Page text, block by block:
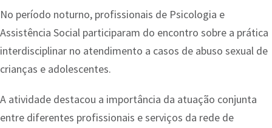
No período noturno, profissionais de Psicologia e
Assistência Social participaram do encontro sobre a prática
interdisciplinar no atendimento a casos de abuso sexual de
crianças e adolescentes.
A atividade destacou a importância da atuação conjunta
entre diferentes profissionais e serviços da rede de